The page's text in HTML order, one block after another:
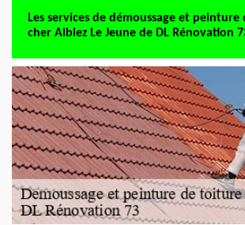
Les services de démoussage et
cher Albiez Le Jeune de DL Rénovation